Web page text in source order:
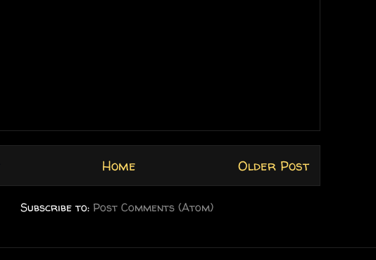
Older Post
Home
Subscribe to: Post Comments (Atom)